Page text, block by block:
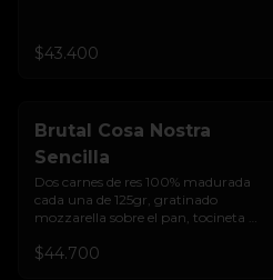
caramelizada, Salsa Buffalo levemente
picante y pan brioche sellado.
$43.400
Brutal Cosa Nostra
Sencilla
Dos carnes de res 100% madurada
cada una de 125gr, gratinado
mozzarella sobre el pan, tocineta
queso cheddar, cebolla crocante,
$44.700